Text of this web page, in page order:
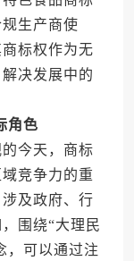
生产商使
标权作为无
决发展中的
角色
今天，商标
竞争力的重
及政府、行
围绕“大理民
，可以通过注